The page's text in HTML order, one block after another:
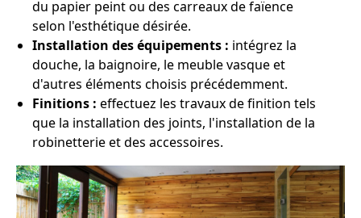
du papier peint ou des carreaux de faïence
selon l'esthétique désirée.
Installation des équipements : intégrez la
douche, la baignoire, le meuble vasque et
d'autres éléments choisis précédemment.
Finitions : effectuez les travaux de finition tels
que la installation des joints, l'installation de la
robinetterie et des accessoires.